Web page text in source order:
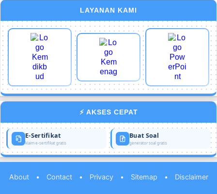
LAYANAN KAMI
⚡ AKSES CEPAT
E-Sertifikat
klaim e-sertifikat gratis
Buat Soal
generator soal gratis
About • Contact • Privacy • Sitemap • Disclaimer